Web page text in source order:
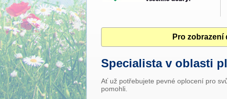
Pro
Specialista v oblasti
Ať už potřebujete pevné oplocení pro
pomohli.